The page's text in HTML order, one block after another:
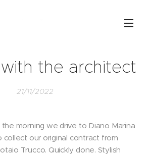
the architect
21/11/2022
the morning we drive to Diano Marina
collect our original contract from
Trucco. Quickly done. Stylish